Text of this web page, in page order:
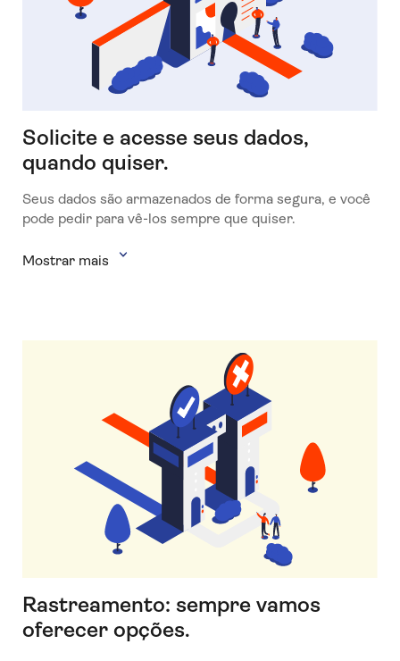
Solicite e acesse seus dados,
quando quiser.
Seus dados são armazenados de forma segura, e você
pode pedir para vê-los sempre que quiser.
Mostrar mais
Rastreamento: sempre vamos
oferecer opções.